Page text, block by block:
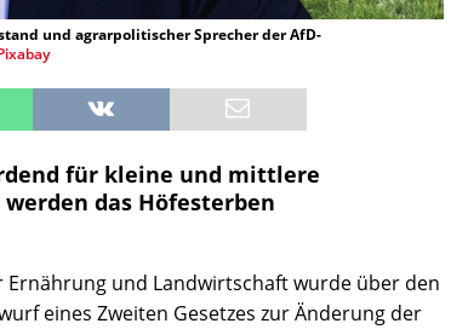
und agrarpolitischer Sprecher der AfD-
für kleine und mittlere
das Höfesterben
Ernährung und Landwirtschaft wurde über den
eines Zweiten Gesetzes zur Änderung der